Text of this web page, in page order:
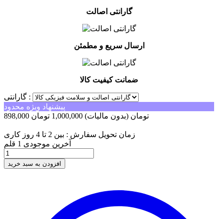
گارانتی اصالت
ارسال سریع و مطمئن
ضمانت کیفیت کالا
گارانتی :
پیشنهاد ویژه محدود
898,000 تومان (بدون مالیات) 1,000,000 تومان
زمان تحویل سفارش : بین 2 تا 4 روز کاری
آخرین موجودی 1 قلم
افزودن به سبد خرید